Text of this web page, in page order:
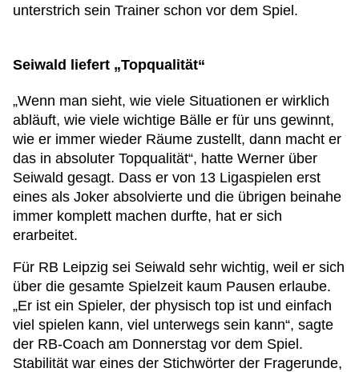
unterstrich sein Trainer schon vor dem Spiel.
Seiwald liefert „Topqualität“
„Wenn man sieht, wie viele Situationen er wirklich
abläuft, wie viele wichtige Bälle er für uns gewinnt,
wie er immer wieder Räume zustellt, dann macht er
das in absoluter Topqualität“, hatte Werner über
Seiwald gesagt. Dass er von 13 Ligaspielen erst
eines als Joker absolvierte und die übrigen beinahe
immer komplett machen durfte, hat er sich
erarbeitet.
Für RB Leipzig sei Seiwald sehr wichtig, weil er sich
über die gesamte Spielzeit kaum Pausen erlaube.
„Er ist ein Spieler, der physisch top ist und einfach
viel spielen kann, viel unterwegs sein kann“, sagte
der RB-Coach am Donnerstag vor dem Spiel.
Stabilität war eines der Stichwörter der Fragerunde,